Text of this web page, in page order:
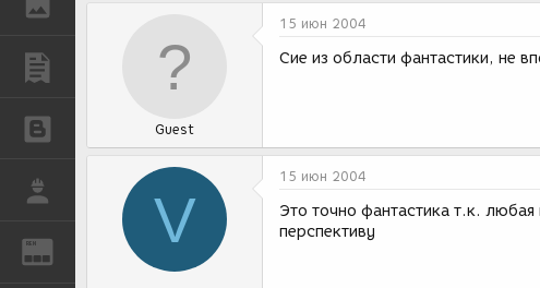
ПУБЛИКАЦИИ
РАБОТА
REN ЖУРНАЛ
Guest
15 июн 2004
Сие из области фантастики, не
V
15 июн 2004
Это точно фантастика т.к.
перспективу